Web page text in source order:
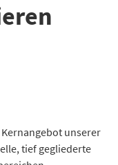
unserer
tief gegliederte